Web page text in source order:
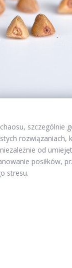
szczególnie
rozwiązaniach,
od
posiłków,
stresu.